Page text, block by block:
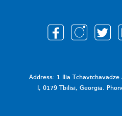
Address: 1 Ilia
I, 0179 Tbilisi, Georgia.